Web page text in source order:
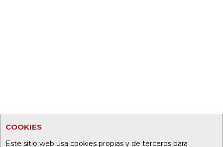
COOKIES
Este sitio web usa cookies propias y de terceros para